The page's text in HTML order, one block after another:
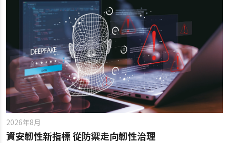
2026年8月
資安韌性新指標 從防禦走向韌性治理